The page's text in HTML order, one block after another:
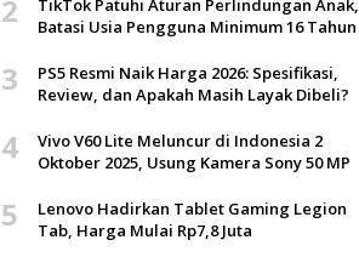
2
TikTok Patuhi Aturan Perlindungan Anak,
Batasi Usia Pengguna Minimum 16 Tahun
3
PS5 Resmi Naik Harga 2026: Spesifikasi,
Review, dan Apakah Masih Layak Dibeli?
4
Vivo V60 Lite Meluncur di Indonesia 2
Oktober 2025, Usung Kamera Sony 50 MP
5
Lenovo Hadirkan Tablet Gaming Legion
Tab, Harga Mulai Rp7,8 Juta